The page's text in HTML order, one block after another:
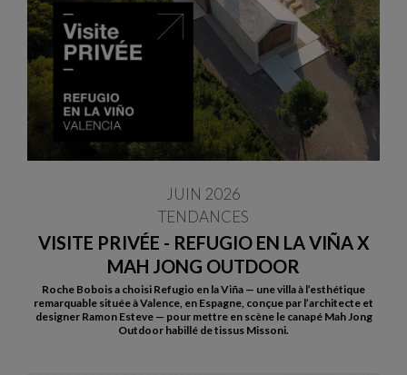
VISITE PRIVÉE - REFUGIO EN LA VIÑA X
MAH JONG OUTDOOR
JUIN 2026
TENDANCES
Roche Bobois a choisi Refugio en la Viña — une villa à l’esthétique
remarquable située à Valence, en Espagne, conçue par l’architecte et
designer Ramon Esteve — pour mettre en scène le canapé Mah Jong
Outdoor habillé de tissus Missoni.